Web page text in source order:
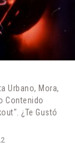
Urbano, Mora,
Contenido
¿Te Gustó